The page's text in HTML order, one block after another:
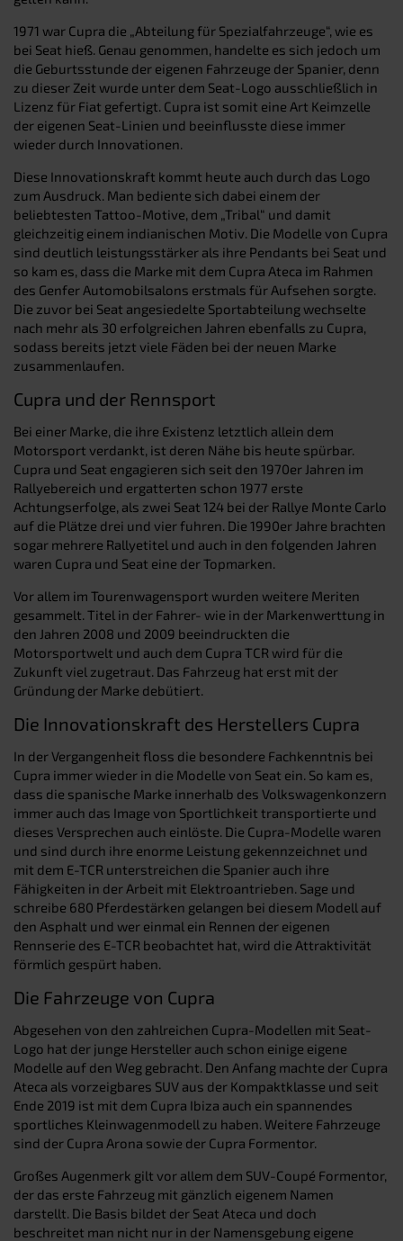
1971 war Cupra die „Abteilung für Spezialfahrzeuge“, wie es
bei Seat hieß. Genau genommen, handelte es sich jedoch um
die Geburtsstunde der eigenen Fahrzeuge der Spanier, denn
zu dieser Zeit wurde unter dem Seat-Logo ausschließlich in
Lizenz für Fiat gefertigt. Cupra ist somit eine Art Keimzelle
der eigenen Seat-Linien und beeinflusste diese immer
wieder durch Innovationen.
Diese Innovationskraft kommt heute auch durch das Logo
zum Ausdruck. Man bediente sich dabei einem der
beliebtesten Tattoo-Motive, dem „Tribal“ und damit
gleichzeitig einem indianischen Motiv. Die Modelle von Cupra
sind deutlich leistungsstärker als ihre Pendants bei Seat und
so kam es, dass die Marke mit dem Cupra Ateca im Rahmen
des Genfer Automobilsalons erstmals für Aufsehen sorgte.
Die zuvor bei Seat angesiedelte Sportabteilung wechselte
nach mehr als 30 erfolgreichen Jahren ebenfalls zu Cupra,
sodass bereits jetzt viele Fäden bei der neuen Marke
zusammenlaufen.
Cupra und der Rennsport
Bei einer Marke, die ihre Existenz letztlich allein dem
Motorsport verdankt, ist deren Nähe bis heute spürbar.
Cupra und Seat engagieren sich seit den 1970er Jahren im
Rallyebereich und ergatterten schon 1977 erste
Achtungserfolge, als zwei Seat 124 bei der Rallye Monte Carlo
auf die Plätze drei und vier fuhren. Die 1990er Jahre brachten
sogar mehrere Rallyetitel und auch in den folgenden Jahren
waren Cupra und Seat eine der Topmarken.
Vor allem im Tourenwagensport wurden weitere Meriten
gesammelt. Titel in der Fahrer- wie in der Markenwerttung in
den Jahren 2008 und 2009 beeindruckten die
Motorsportwelt und auch dem Cupra TCR wird für die
Zukunft viel zugetraut. Das Fahrzeug hat erst mit der
Gründung der Marke debütiert.
Die Innovationskraft des Herstellers Cupra
In der Vergangenheit floss die besondere Fachkenntnis bei
Cupra immer wieder in die Modelle von Seat ein. So kam es,
dass die spanische Marke innerhalb des Volkswagenkonzern
immer auch das Image von Sportlichkeit transportierte und
dieses Versprechen auch einlöste. Die Cupra-Modelle waren
und sind durch ihre enorme Leistung gekennzeichnet und
mit dem E-TCR unterstreichen die Spanier auch ihre
Fähigkeiten in der Arbeit mit Elektroantrieben. Sage und
schreibe 680 Pferdestärken gelangen bei diesem Modell auf
den Asphalt und wer einmal ein Rennen der eigenen
Rennserie des E-TCR beobachtet hat, wird die Attraktivität
förmlich gespürt haben.
Die Fahrzeuge von Cupra
Abgesehen von den zahlreichen Cupra-Modellen mit Seat-
Logo hat der junge Hersteller auch schon einige eigene
Modelle auf den Weg gebracht. Den Anfang machte der Cupra
Ateca als vorzeigbares SUV aus der Kompaktklasse und seit
Ende 2019 ist mit dem Cupra Ibiza auch ein spannendes
sportliches Kleinwagenmodell zu haben. Weitere Fahrzeuge
sind der Cupra Arona sowie der Cupra Formentor.
Großes Augenmerk gilt vor allem dem SUV-Coupé Formentor,
der das erste Fahrzeug mit gänzlich eigenem Namen
darstellt. Die Basis bildet der Seat Ateca und doch
beschreitet man nicht nur in der Namensgebung eigene